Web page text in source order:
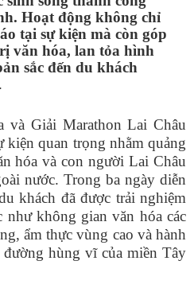
Hoạt động không chỉ
tại sự kiện mà còn góp
văn hóa, lan tỏa hình
sắc đến du khách
.
Giải Marathon Lai Châu
kiện quan trọng nhằm quảng
hóa và con người Lai Châu
nước. Trong ba ngày diễn
khách đã được trải nghiệm
như không gian văn hóa các
ẩm thực vùng cao và hành
hùng vĩ của miền Tây